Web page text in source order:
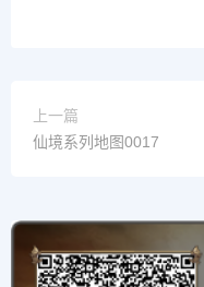
上一篇
仙境系列地图0017